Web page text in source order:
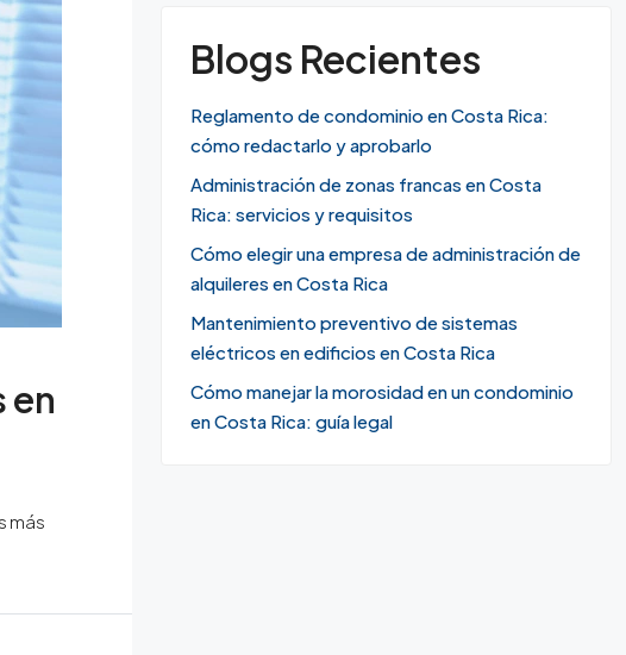
en
más
Blogs Recientes
Reglamento de condominio en Costa Rica:
cómo redactarlo y aprobarlo
Administración de zonas francas en Costa
Rica: servicios y requisitos
Cómo elegir una empresa de administración de
alquileres en Costa Rica
Mantenimiento preventivo de sistemas
eléctricos en edificios en Costa Rica
Cómo manejar la morosidad en un condominio
en Costa Rica: guía legal